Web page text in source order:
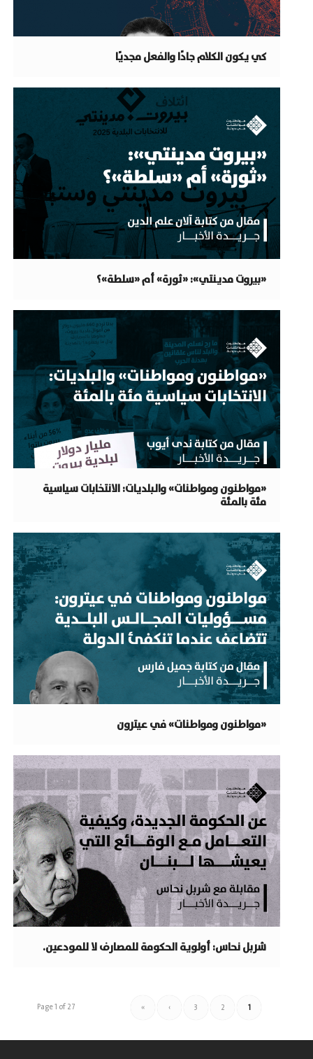
كي يكون الكلام جادًا والفعل مجديًا
«بيروت مدينتي»: «ثورة» أم «سلطة»؟
«مواطنون ومواطنات» والبلديات: الانتخابات سياسية
مئة بالمئة
«مواطنون ومواطنات» في عيترون
شربل نحاس: أولوية الحكومة للمصارف لا للمودعين.
Page 1 of 27 1
2
3
›
»